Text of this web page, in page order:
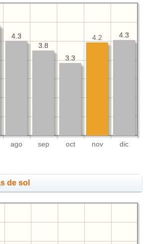
ago sep oct nov dic
4.3
3.3
3.8
4.3 4.3
4.2
3.3
3.8
4.3
de sol